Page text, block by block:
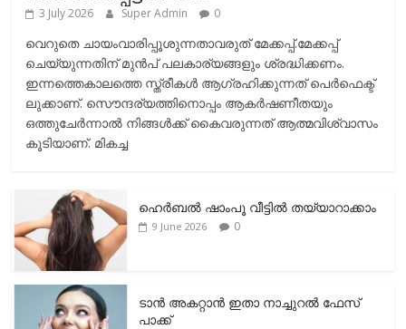
3 July 2026 Super Admin 0
വെറുതെ ചായംവാരിപ്പൂശുന്നതാവരുത് മേക്കപ്പ്.മേക്കപ്പ്
ചെയ്യുന്നതിന് മുന്‍പ് പലകാര്യങ്ങളും ശ്രദ്ധിക്കണം.
ഇന്നത്തെകാലത്തെ സ്ത്രീകള്‍ ആഗ്രഹിക്കുന്നത് പെര്‍ഫെക്ട്
ലുക്കാണ്. സൌന്ദര്യത്തിനൊപ്പം ആകര്‍ഷണീതയും
ഒത്തുചേര്‍ന്നാല്‍ നിങ്ങള്‍ക്ക് കൈവരുന്നത് ആത്മവിശ്വാസം
കൂടിയാണ്. മികച്ച
ഹെര്‍ബല്‍ ഷാംപൂ വീട്ടില്‍ തയ്യാറാക്കാം
9 June 2026 0
ടാന്‍ അകറ്റാന്‍ ഇതാ നാച്ചുറല്‍ ഫേസ്
പാക്ക്